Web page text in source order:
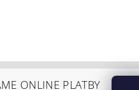
ONLINE PLATBY